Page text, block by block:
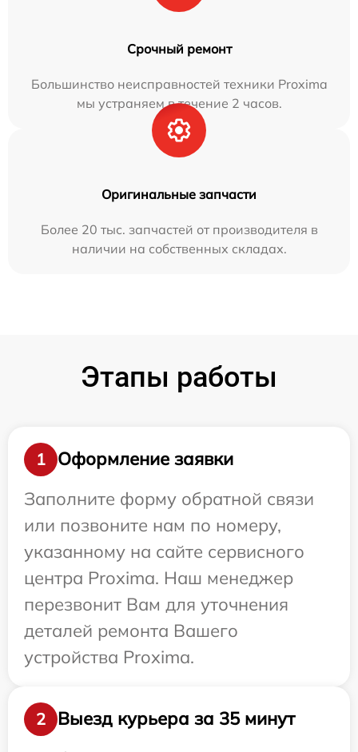
Срочный ремонт
Большинство неисправностей техники Proxima
мы устраняем в течение 2 часов.
Оригинальные запчасти
Более 20 тыс. запчастей от производителя в
наличии на собственных складах.
Этапы работы
1
Оформление заявки
Заполните форму обратной связи
или позвоните нам по номеру,
указанному на сайте сервисного
центра Proxima. Наш менеджер
перезвонит Вам для уточнения
деталей ремонта Вашего
устройства Proxima.
2
Выезд курьера за 35 минут